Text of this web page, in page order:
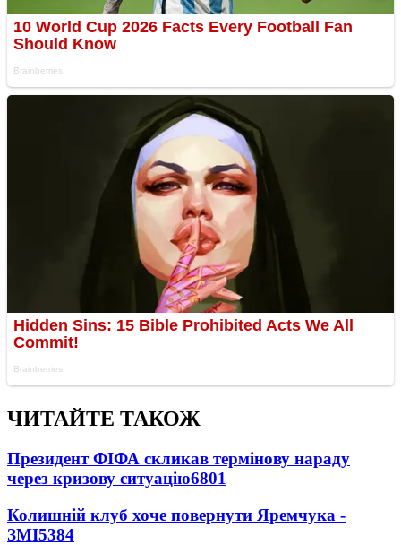
ЧИТАЙТЕ ТАКОЖ
Президент ФІФА скликав термінову нараду
через кризову ситуацію6801
Колишній клуб хоче повернути Яремчука -
ЗМІ5384